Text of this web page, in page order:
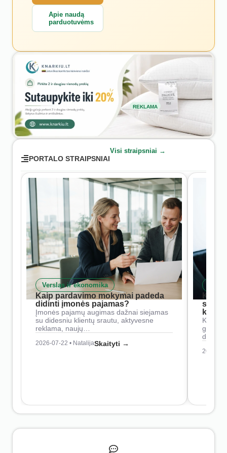
Apie naudą
parduotuvėms
REKLAMA
PORTALO STRAIPSNIAI
Visi straipsniai →
Verslas ir ekonomika
Kaip pardavimo mokymai padeda
didinti įmonės pajamas?
Įmonės pajamų augimas dažnai siejamas
su didesniu klientų srautu, aktyvesne
reklama, naujų…
2026-07-22 • NatalijaSkaityti →
Kaip
2026-